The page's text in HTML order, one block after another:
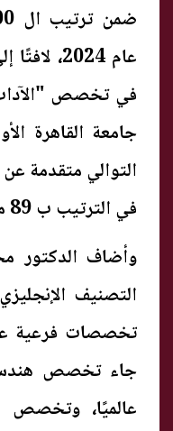
عام 2024،
في تخصص "الآداب
جامعة القاهرة
التوالي متقدمة عن
في الترتيب ب 89 مركزا.
وأضاف الدكتور
تخصصات فرعية
عالميًا، وتخصص